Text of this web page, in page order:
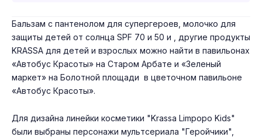
Бальзам с пантенолом для супергероев, молочко для
защиты детей от солнца SPF 70 и 50 и , другие продукты
KRASSA для детей и взрослых можно найти в павильонах
«Автобус Красоты» на Старом Арбате и «Зеленый
маркет» на Болотной площади в цветочном павильоне
«Автобус Красоты».
Для дизайна линейки косметики "Krassa Limpopo Kids"
были выбраны персонажи мультсериала "Геройчики",